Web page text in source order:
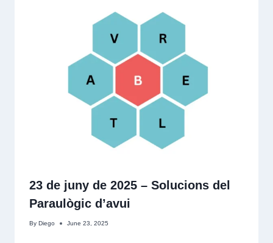
23 de juny de 2025 – Solucions del
Paraulògic d’avui
By Diego June 23, 2025